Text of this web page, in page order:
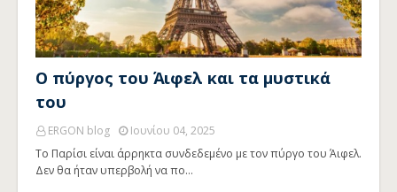
Ο πύργος του Άιφελ και τα μυστικά
του
ERGON blog
Ιουνίου 04, 2025
Το Παρίσι είναι άρρηκτα συνδεδεμένο με τον πύργο του Άιφελ.
Δεν θα ήταν υπερβολή να πο…